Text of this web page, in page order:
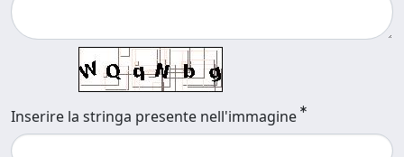
Inserire la stringa presente nell'immagine